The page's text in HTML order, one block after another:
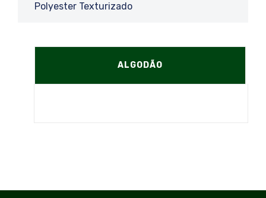
Polyester Texturizado
ALGODÃO